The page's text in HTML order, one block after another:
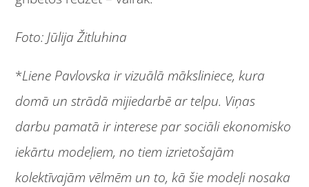
Foto: Jūlija Žitluhina
*Liene Pavlovska ir vizuālā māksliniece, kura
domā un strādā mijiedarbē ar telpu. Viņas
darbu pamatā ir interese par sociāli ekonomisko
iekārtu modeļiem, no tiem izrietošajām
kolektīvajām vēlmēm un to, kā šie modeļi nosaka